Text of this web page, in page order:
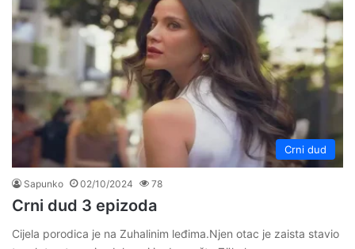
Crni dud
Sapunko 02/10/2024 78
Crni dud 3 epizoda
Cijela porodica je na Zuhalinim leđima.Njen otac je zaista stavio